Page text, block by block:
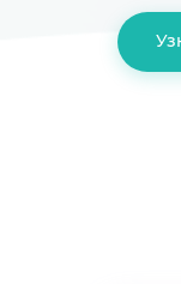
Дипломная
Завершён 23
Дипломная